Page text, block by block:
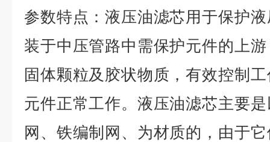
参数特点：液压油滤芯用于保护
装于中压管路中需保护元件的上
固体颗粒及胶状物质，有效控制
元件正常工作。液压油滤芯主要
网、铁编制网、为材质的，由于